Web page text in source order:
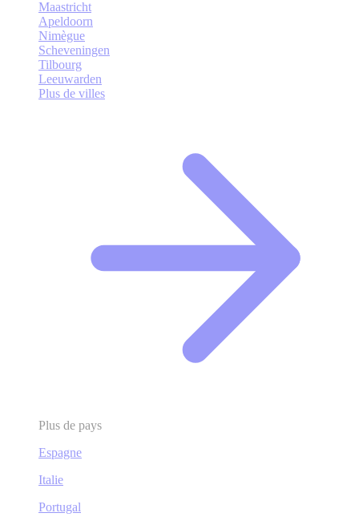
Maastricht
Apeldoorn
Nimègue
Scheveningen
Tilbourg
Leeuwarden
Plus de villes
Plus de pays
Espagne
Italie
Portugal